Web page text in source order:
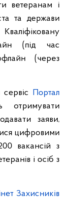
ветеранам і
та держави
(під час
(через
Портал
заяви,
цифровими
вакансій з
і осіб з
Захисників